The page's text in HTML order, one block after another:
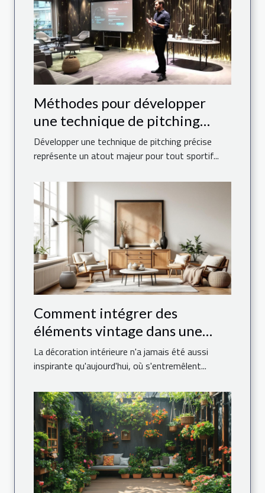
Méthodes pour développer
une technique de pitching
précise
Développer une technique de pitching précise
représente un atout majeur pour tout sportif...
Comment intégrer des
éléments vintage dans une
décoration moderne ?
La décoration intérieure n'a jamais été aussi
inspirante qu'aujourd'hui, où s'entremêlent...